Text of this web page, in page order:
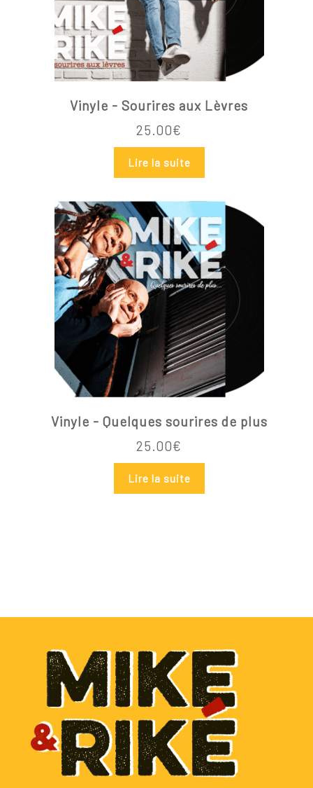
Vinyle - Sourires aux Lèvres
25.00€
Lire la suite
Vinyle - Quelques sourires de plus
25.00€
Lire la suite